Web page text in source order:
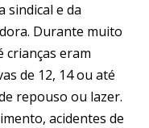
sindical e da
Durante muito
crianças eram
de 12, 14 ou até
repouso ou lazer.
acidentes de